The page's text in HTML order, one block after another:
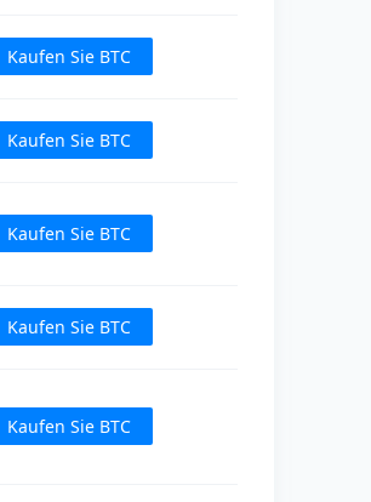
Kaufen Sie BTC
Kaufen Sie BTC
Kaufen Sie BTC
Kaufen Sie BTC
Kaufen Sie BTC